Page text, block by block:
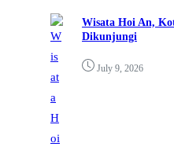
Wisata Hoi An,
Dikunjungi
July 9, 2026